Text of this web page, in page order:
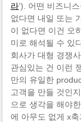
라‘). 어떤 비즈니
없다면 내일 또는
이 없다면 이건 오
미로 해석될 수 있
회사가 대형 경쟁
관심있는 건 이런
만의 유일한
고객을 만들 것인
으로 생각을 해야
에 아무도 없게 x